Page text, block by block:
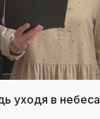
уходя в небеса